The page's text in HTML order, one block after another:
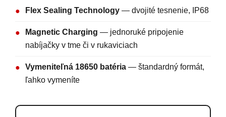
● Flex Sealing Technology — dvojité tesnenie, IP68
● Magnetic Charging — jednoruké pripojenie
nabíjačky v tme či v rukaviciach
● Vymeniteľná 18650 batéria — štandardný formát,
ľahko vymeníte